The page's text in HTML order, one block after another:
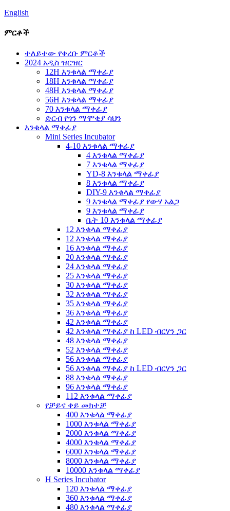
English
ምርቶች
ተለይተው የቀረቡ ምርቶች
2024 አዲስ ዝርዝር
12H እንቁላል ማቀፊያ
18H እንቁላል ማቀፊያ
48H እንቁላል ማቀፊያ
56H እንቁላል ማቀፊያ
70 እንቁላል ማቀፊያ
ድርብ የጎን ማሞቂያ ሳህን
እንቁላል ማቀፊያ
Mini Series Incubator
4-10 እንቁላል ማቀፊያ
4 እንቁላል ማቀፊያ
7 እንቁላል ማቀፊያ
YD-8 እንቁላል ማቀፊያ
8 እንቁላል ማቀፊያ
DIY-9 እንቁላል ማቀፊያ
9 እንቁላል ማቀፊያ የውሃ አልጋ
9 እንቁላል ማቀፊያ
ቤት 10 እንቁላል ማቀፊያ
12 እንቁላል ማቀፊያ
12 እንቁላል ማቀፊያ
16 እንቁላል ማቀፊያ
20 እንቁላል ማቀፊያ
24 እንቁላል ማቀፊያ
25 እንቁላል ማቀፊያ
30 እንቁላል ማቀፊያ
32 እንቁላል ማቀፊያ
35 እንቁላል ማቀፊያ
36 እንቁላል ማቀፊያ
42 እንቁላል ማቀፊያ
42 እንቁላል ማቀፊያ ከ LED ብርሃን ጋር
48 እንቁላል ማቀፊያ
52 እንቁላል ማቀፊያ
56 እንቁላል ማቀፊያ
56 እንቁላል ማቀፊያ ከ LED ብርሃን ጋር
88 እንቁላል ማቀፊያ
96 እንቁላል ማቀፊያ
112 እንቁላል ማቀፊያ
የቻይና ቀይ መክተቻ
400 እንቁላል ማቀፊያ
1000 እንቁላል ማቀፊያ
2000 እንቁላል ማቀፊያ
4000 እንቁላል ማቀፊያ
6000 እንቁላል ማቀፊያ
8000 እንቁላል ማቀፊያ
10000 እንቁላል ማቀፊያ
H Series Incubator
120 እንቁላል ማቀፊያ
360 እንቁላል ማቀፊያ
480 እንቁላል ማቀፊያ